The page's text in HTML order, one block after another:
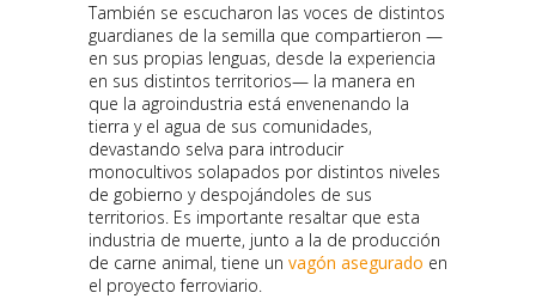
También se escucharon las voces de distintos
guardianes de la semilla que compartieron —
en sus propias lenguas, desde la experiencia
en sus distintos territorios— la manera en
que la agroindustria está envenenando la
tierra y el agua de sus comunidades,
devastando selva para introducir
monocultivos solapados por distintos niveles
de gobierno y despojándoles de sus
territorios. Es importante resaltar que esta
industria de muerte, junto a la de producción
de carne animal, tiene un vagón asegurado en
el proyecto ferroviario.